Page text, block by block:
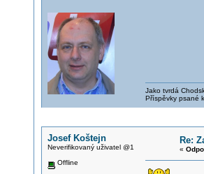
Jako tvrdá
Příspěvky psané
Josef Koštejn
Neverifikovaný uživatel @1
Offline
Re:
«